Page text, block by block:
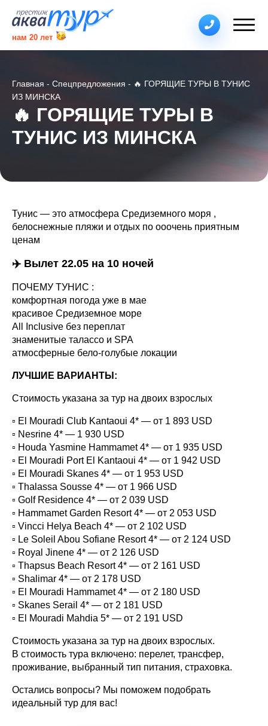
нам 20 лет
Главная Спецпредложения
🔥 ГОРЯЩИЕ ТУРЫ В ТУНИС
ИЗ МИНСКА
🔥 ГОРЯЩИЕ ТУРЫ В
ТУНИС ИЗ МИНСКА
Тунис — это атмосфера Средиземного моря ,
белоснежные пляжи и отдых по ооочень приятным
ценам
✈️ Вылет 22.05 на 10 ночей
ПОЧЕМУ ТУНИС :
комфортная погода уже в мае
красивое Средиземное море
All Inclusive без переплат
знаменитые талассо и SPA
атмосферные бело-голубые локации
ЛУЧШИЕ ВАРИАНТЫ:
Стоимость указана за тур на двоих взрослых
▫️ El Mouradi Club Kantaoui 4* — от 1 893 USD
▫️ Nesrine 4* — 1 930 USD
▫️ Houda Yasmine Hammamet 4* — от 1 935 USD
▫️ El Mouradi Port El Kantaoui 4* — от 1 942 USD
▫️ El Mouradi Skanes 4* — от 1 953 USD
▫️ Thalassa Sousse 4* — от 1 966 USD
▫️ Golf Residence 4* — от 2 039 USD
▫️ Hammamet Garden Resort 4* — от 2 053 USD
▫️ Vincci Helya Beach 4* — от 2 102 USD
▫️ Le Soleil Abou Sofiane Resort 4* — от 2 124 USD
▫️ Royal Jinene 4* — от 2 126 USD
▫️ Thapsus Beach Resort 4* — от 2 161 USD
▫️ Shalimar 4* — от 2 178 USD
▫️ El Mouradi Hammamet 4* — от 2 180 USD
▫️ Skanes Serail 4* — от 2 181 USD
▫️ El Mouradi Mahdia 5* — от 2 191 USD
Стоимость указана за тур на двоих взрослых.
В стоимость тура включено: перелет, трансфер,
проживание, выбранный тип питания, страховка.
Остались вопросы? Мы поможем подобрать
идеальный тур для вас!